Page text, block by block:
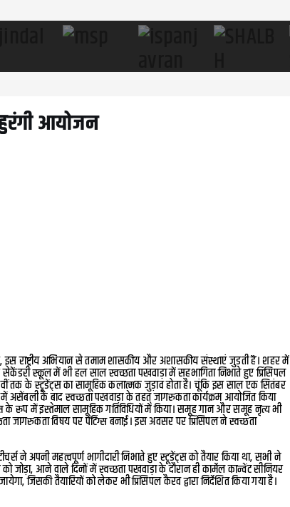
आयोजन
राष्ट्रीय अभियान से तमाम शासकीय और अशासकीय संस्थाएं जुड़ती हैं। शहर में
स्कूल में भी हल साल स्वच्छता पखवाड़ा में सहभागिता निभाते हुए प्रिंसिपल
तक के स्टूडेंट्स का सामूहिक कलात्मक जुड़ाव होता है। चूंकि इस साल एक सितंबर
के बाद स्वच्छता पखवाड़ा के तहत् जागरुकता कार्यक्रम आयोजित किया
रूप में इस्तेमाल सामूहिक गतिविधियों में किया। समूह गान और समूह नृत्य भी
विषय पर पेंटिंग्स बनाईं। इस अवसर पर प्रिंसिपल ने स्वच्छता
ने अपनी महत्वपूर्ण भागीदारी निभाते हुए स्टूडेंट्स को तैयार किया था, सभी ने
आने वाले दिनों में स्वच्छता पखवाड़ा के दौरान ही कार्मेल कान्वेंट सीनियर
जिसकी तैयारियों को लेकर भी प्रिंसिपल कैरव द्वारा निर्देशित किया गया है।